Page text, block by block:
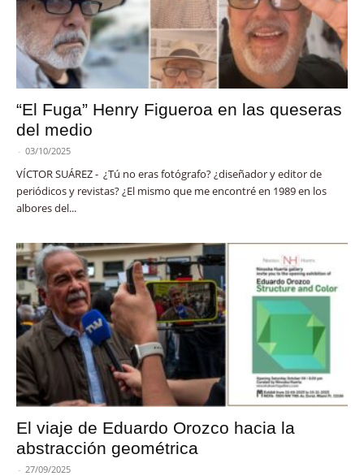
“El Fuga” Henry Figueroa en las queseras
del medio
- 03/10/2025
VÍCTOR SUÁREZ - ¿Tú no eras fotógrafo? ¿diseñador y editor de
periódicos y revistas? ¿El mismo que me encontré en 1989 en los
albores del...
El viaje de Eduardo Orozco hacia la
abstracción geométrica
- 27/09/2025